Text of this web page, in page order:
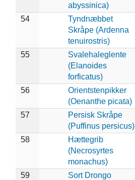
abyssinica)
54
Tyndnæbbet
Skråpe (Ardenna
tenuirostris)
55
Svalehaleglente
(Elanoides
forficatus)
56
Orientstenpikker
(Oenanthe picata)
57
Persisk Skråpe
(Puffinus persicus)
58
Hættegrib
(Necrosyrtes
monachus)
59
Sort Drongo